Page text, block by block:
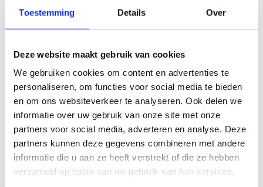
Toestemming Details Over
Deze website maakt gebruik van cookies
We gebruiken cookies om content en advertenties te
personaliseren, om functies voor social media te bieden
en om ons websiteverkeer te analyseren. Ook delen we
informatie over uw gebruik van onze site met onze
partners voor social media, adverteren en analyse. Deze
partners kunnen deze gegevens combineren met andere
informatie die u aan ze heeft verstrekt of die ze hebben
verzameld op basis van uw gebruik van hun services.
Looproute Nijlen - Rood: Deze route is ongeveer 4,92 km
lang en biedt een mooie, grotendeels onverharde
Looproute Nijlen - Groen: Dit is een kortere route van
ongeveer 1,47 km, ideaal voor een snelle loop of
wandeling.
Beide routes zijn goed bewegwijzerd en geschikt voor winter
en zomer om te lopen.
Startplaatsen
Grote Puttingbaan 8a 2560 Nijlen